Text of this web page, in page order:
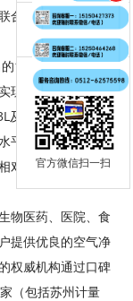
合起草了新版浮游
100L尘埃粒子计数
现在100L高气流采
及100L双流量切换
平，因为核心部件
对较小的便携机
物医药、医院、食
提供优良的空气净
权威机构通过口碑
（包括苏州计量
咨询电话：
0512-62575598
官方微信扫一扫